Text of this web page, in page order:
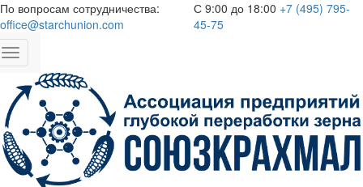
По вопросам сотрудничества:
office@starchunion.com
С 9:00 до 18:00 +7 (495) 795-
45-75
Toggle
navigation